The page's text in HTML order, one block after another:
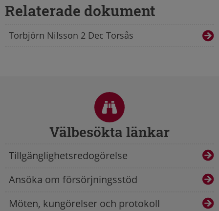
Relaterade dokument
Torbjörn Nilsson 2 Dec Torsås
Välbesökta länkar
Tillgänglighetsredogörelse
Ansöka om försörjningsstöd
Möten, kungörelser och protokoll